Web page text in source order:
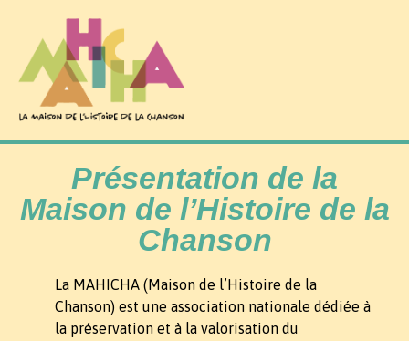
Présentation de la
Maison de l’Histoire de la
Chanson
La MAHICHA (Maison de l’Histoire de la
Chanson) est une association nationale dédiée à
la préservation et à la valorisation du